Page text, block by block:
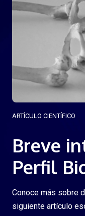
ARTÍCULO CIENTÍFICO
Breve
Perfil
Conoce más sobre
siguiente artículo